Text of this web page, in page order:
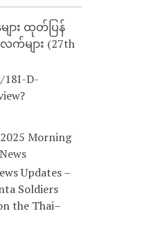
ျား ထုတ်ပြန်
ျား (27th
18I-D-
Morning
Updates –
Soldiers
the Thai–